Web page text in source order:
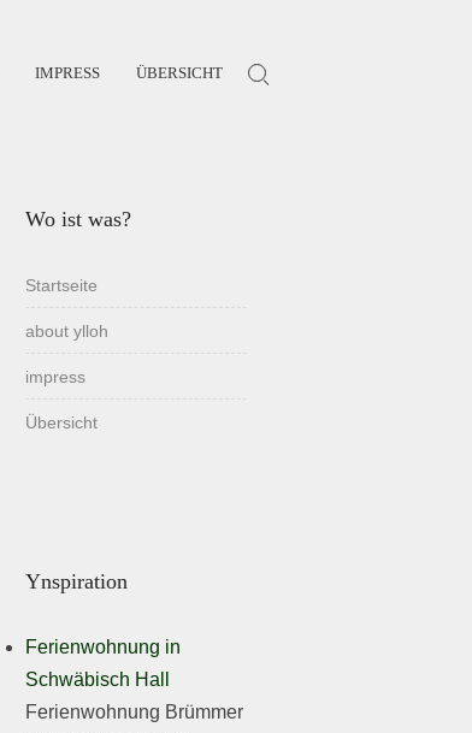
IMPRESS ÜBERSICHT Search for:
Wo ist was?
Startseite
about ylloh
impress
Übersicht
Ynspiration
Ferienwohnung in
Schwäbisch Hall
Ferienwohnung Brümmer